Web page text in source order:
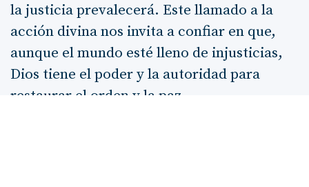
la justicia prevalecerá. Este llamado a la
acción divina nos invita a confiar en que,
aunque el mundo esté lleno de injusticias,
Dios tiene el poder y la autoridad para
restaurar el orden y la paz.